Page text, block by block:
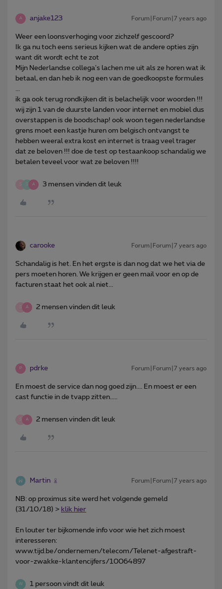
A anjake123 Forum|Forum|7 years ago
Weer een loonsverhoging voor zichzelf gescoord?
Ik ga nu toch eens serieus kijken wat de andere opties zijn
want dit wordt echt te zot
Mijn Nederlandse collega's lachen me uit als ze horen wat ik
betaal, en dan heb ik nog een van de goedkoopste formules
ik ga ook terug rondkijken dit is belachelijk voor woorden !!!
wij zijn 1 van de duurste landen voor internet en mobiel dus
overstappen is de boodschap! ook woon tegen nederlandse
grens moet een kastje huren om belgisch ontvangst te
hebben weeral extra kost en internet is traag veel trager
dat ze beloven !!! doe de test op testaankoop schandalig we
betalen teveel voor wat ze beloven !!!!
S A 3 mensen vinden dit leuk
carooke Forum|Forum|7 years ago
Schandalig is het. En het ergste is dan nog dat we het via de
pers moeten horen. We krijgen er geen mail voor en op de
facturen staat het ook al niet...
A 2 mensen vinden dit leuk
P pdrke Forum|Forum|7 years ago
En moest de service dan nog goed zijn.... En moest er een
cast functie in de tvapp zitten.....
A 2 mensen vinden dit leuk
Martin Forum|Forum|7 years ago
NB: op proximus site werd het volgende gemeld
(31/10/18) > klik hier
En louter ter bijkomende info voor wie het zich moest
interesseren:
www.tijd.be/ondernemen/telecom/Telenet-afgestraft-
voor-zwakke-klantencijfers/10064897
W 1 persoon vindt dit leuk